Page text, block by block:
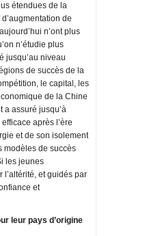
étendues de la
de
n’ont plus
n’étudie plus
jusqu’au niveau
de succès de la
le capital, les
de la Chine
a assuré jusqu’à
après l’ère
et de son isolement
modèles de succès
les jeunes
et guidés par
et
leur pays d’origine